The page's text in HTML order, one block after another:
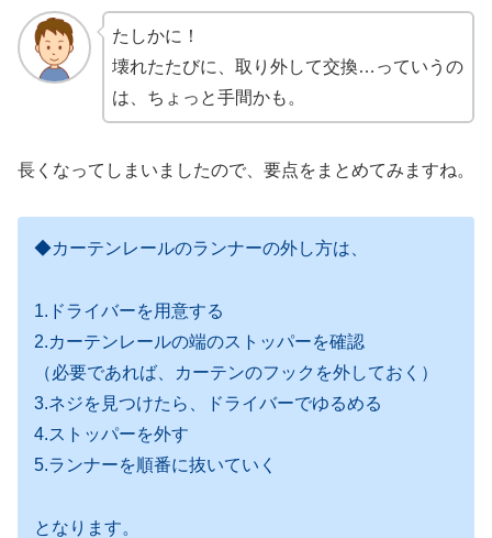
たしかに！
壊れたたびに、取り外して交換…っていうの
は、ちょっと手間かも。
長くなってしまいましたので、要点をまとめてみますね。
◆カーテンレールのランナーの外し方は、
1.ドライバーを用意する
2.カーテンレールの端のストッパーを確認
（必要であれば、カーテンのフックを外しておく）
3.ネジを見つけたら、ドライバーでゆるめる
4.ストッパーを外す
5.ランナーを順番に抜いていく
となります。